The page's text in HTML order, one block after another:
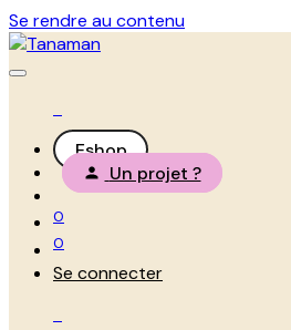
Se rendre au contenu
Eshop
Un projet ?
0
0
Se connecter